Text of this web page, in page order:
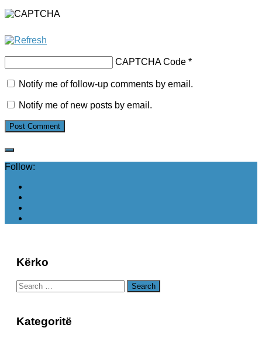
CAPTCHA Code *
Notify me of follow-up comments by email.
Notify me of new posts by email.
Follow:
Kërko
Search
for:
Kategoritë